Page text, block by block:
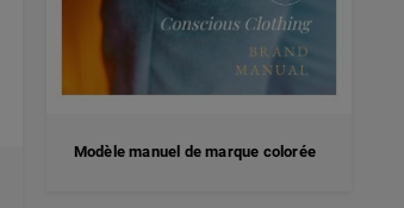
Modèle manuel de marque colorée